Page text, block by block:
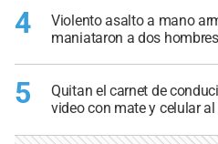
4
Violento asalto a mano
maniataron a dos
5
Quitan el carnet de
video con mate y celular